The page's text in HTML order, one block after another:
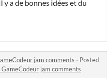
a de bonnes idées et du
jam comments · Posted
jam comments